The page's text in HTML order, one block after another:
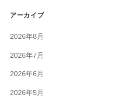
アーカイブ
2026年8月
2026年7月
2026年6月
2026年5月